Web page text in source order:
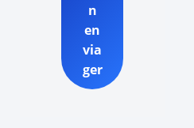
n
en
via
ger